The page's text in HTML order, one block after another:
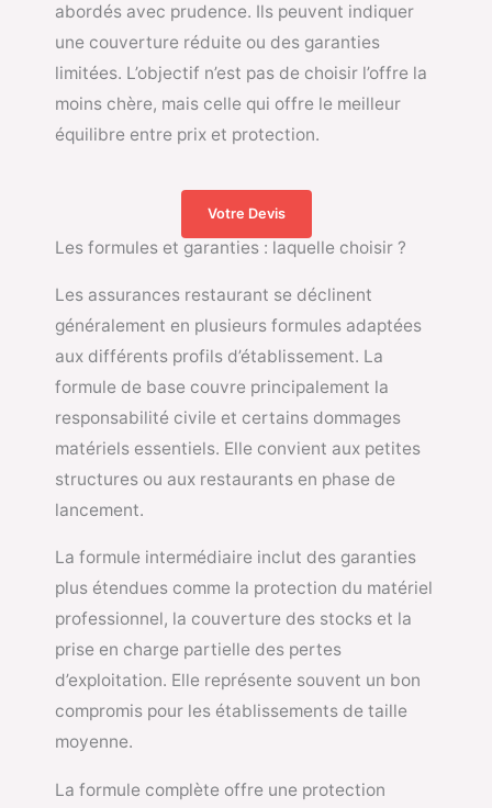
abordés avec prudence. Ils peuvent indiquer
une couverture réduite ou des garanties
limitées. L’objectif n’est pas de choisir l’offre la
moins chère, mais celle qui offre le meilleur
équilibre entre prix et protection.
Votre Devis
Les formules et garanties : laquelle choisir ?
Les assurances restaurant se déclinent
généralement en plusieurs formules adaptées
aux différents profils d’établissement. La
formule de base couvre principalement la
responsabilité civile et certains dommages
matériels essentiels. Elle convient aux petites
structures ou aux restaurants en phase de
lancement.
La formule intermédiaire inclut des garanties
plus étendues comme la protection du matériel
professionnel, la couverture des stocks et la
prise en charge partielle des pertes
d’exploitation. Elle représente souvent un bon
compromis pour les établissements de taille
moyenne.
La formule complète offre une protection